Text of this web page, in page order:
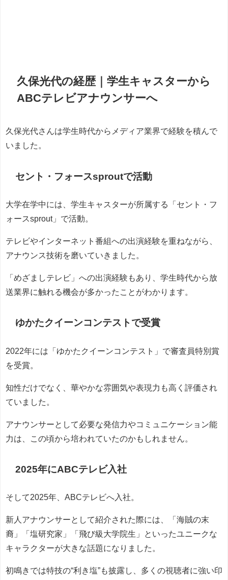
久保光代の経歴｜学生キャスターから
ABCテレビアナウンサーへ
久保光代さんは学生時代からメディア業界で経験を積んで
いました。
セント・フォースsproutで活動
大学在学中には、学生キャスターが所属する「セント・フ
ォースsprout」で活動。
テレビやインターネット番組への出演経験を重ねながら、
アナウンス技術を磨いていきました。
「めざましテレビ」への出演経験もあり、学生時代から放
送業界に触れる機会が多かったことがわかります。
ゆかたクイーンコンテストで受賞
2022年には「ゆかたクイーンコンテスト」で審査員特別賞
を受賞。
知性だけでなく、華やかな雰囲気や表現力も高く評価され
ていました。
アナウンサーとして必要な発信力やコミュニケーション能
力は、この頃から培われていたのかもしれません。
2025年にABCテレビ入社
そして2025年、ABCテレビへ入社。
新人アナウンサーとして紹介された際には、「海賊の末
裔」「塩研究家」「飛び級大学院生」といったユニークな
キャラクターが大きな話題になりました。
初鳴きでは特技の“利き塩”も披露し、多くの視聴者に強い印